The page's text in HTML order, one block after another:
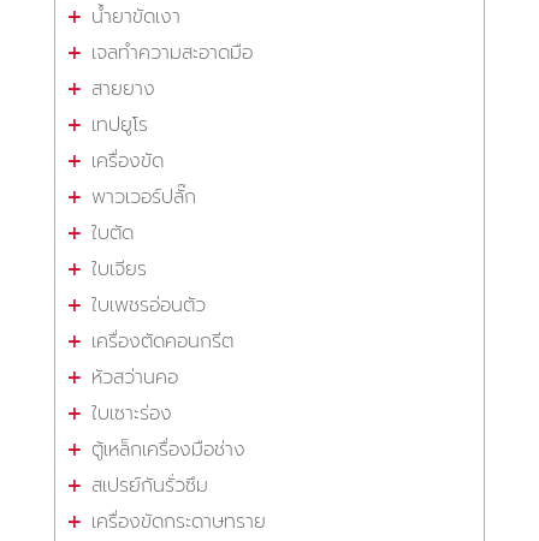
น้ำยาขัดเงา
เจลทำความสะอาดมือ
สายยาง
เทปยูโร
เครื่องขัด
พาวเวอร์ปลั๊ก
ใบตัด
ใบเจียร
ใบเพชรอ่อนตัว
เครื่องตัดคอนกรีต
หัวสว่านคอ
ใบเซาะร่อง
ตู้เหล็กเครื่องมือช่าง
สเปรย์กันรั่วซึม
เครื่องขัดกระดาษทราย